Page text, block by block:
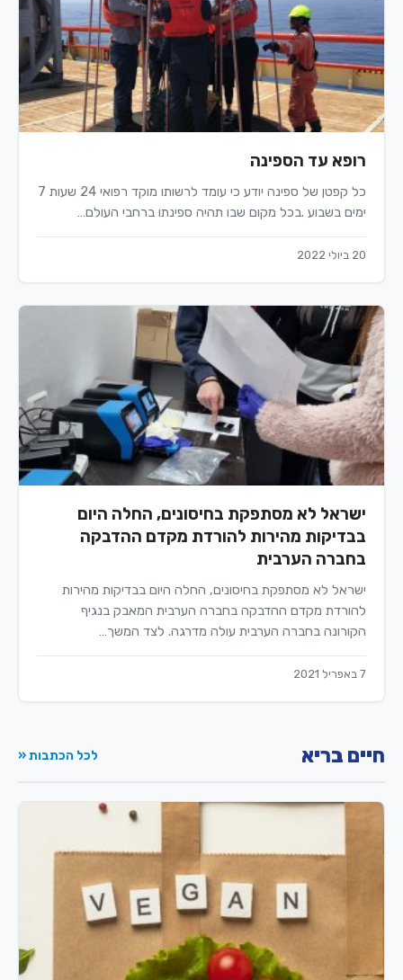
רופא עד הספינה
כל קפטן של ספינה יודע כי עומד לרשותו מוקד רפואי 24 שעות 7
ימים בשבוע .בכל מקום שבו תהיה ספינתו ברחבי העולם…
20 ביולי 2022
ישראל לא מסתפקת בחיסונים, החלה היום
בבדיקות מהירות להורדת מקדם ההדבקה
בחברה הערבית
ישראל לא מסתפקת בחיסונים, החלה היום בבדיקות מהירות
להורדת מקדם ההדבקה בחברה הערבית המאבק בנגיף
הקורונה בחברה הערבית עולה מדרגה. לצד המשך…
7 באפריל 2021
חיים בריא לכל הכתבות «